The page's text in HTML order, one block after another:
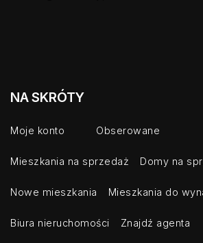
NA SKRÓTY
Moje konto Obserowane
Mieszkania na sprzedaż Domy na
Nowe mieszkania Mieszkania do
Biura nieruchomości Znajdź agenta